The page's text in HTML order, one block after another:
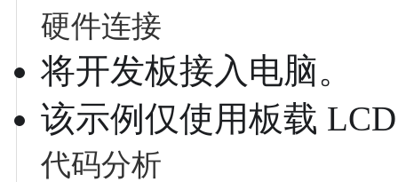
硬件连接
将开发板接入电脑。
该示例仅使用板载
代码分析